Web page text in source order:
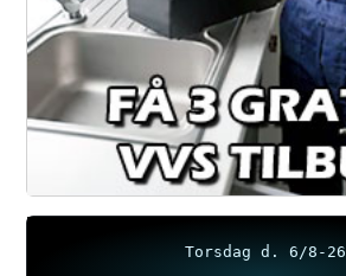
Torsdag d. 6/8-26